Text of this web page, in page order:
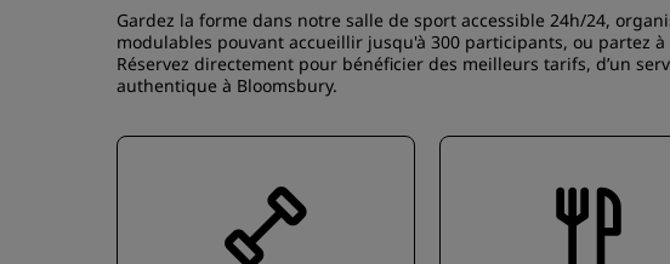
Gardez la forme dans notre salle de sport accessible 24h/24,
modulables pouvant accueillir jusqu'à 300 participants, ou partez
Réservez directement pour bénéficier des meilleurs tarifs, d’un
authentique à Bloomsbury.